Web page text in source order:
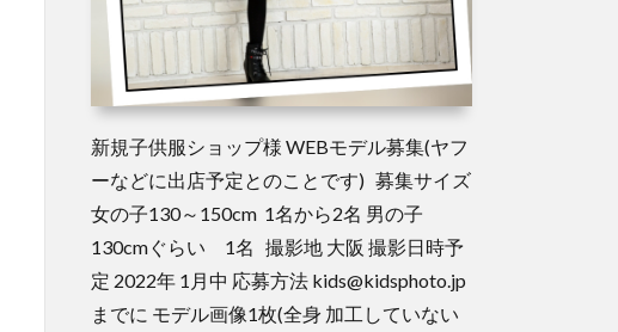
新規子供服ショップ様 WEBモデル募集(ヤフ
ーなどに出店予定とのことです) 募集サイズ
女の子130～150cm 1名から2名 男の子
130cmぐらい 1名 撮影地 大阪 撮影日時予
定 2022年 1月中 応募方法 kids@kidsphoto.jp
までに モデル画像1枚(全身 加工していない